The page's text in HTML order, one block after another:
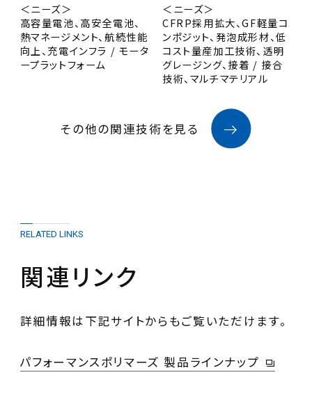
＜ニーズ＞
高容量電池、高安全電池、
熱マネージメント、航続性能
向上、充電インフラ / モータ
ープラットフォーム
＜ニーズ＞
CFRP採用拡大、GF軽量コ
ンポジット、発泡成形材、低
コスト量産加工技術、透明
グレージング、接着 / 接合
技術、マルチマテリアル
その他の関連技術を見る
RELATED LINKS
関連リンク
詳細情報は下記サイトからもご覧いただけます。
パフォーマンスポリマーズ 製品ラインナップ